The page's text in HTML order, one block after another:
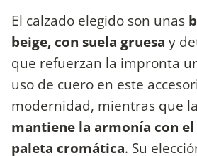
El calzado elegido son unas
beige, con suela gruesa y
que refuerzan la impronta
uso de cuero en este
modernidad, mientras que
mantiene la armonía con
paleta cromática. Su